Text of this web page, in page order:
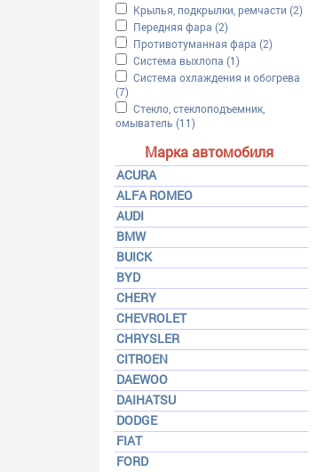
Apply Крылья, подкрылки, ремчасти filter
Крылья, подкрылки, ремчасти (2)
Apply Передняя фара filter
Передняя фара (2)Apply Передняя
Apply Противотуманная фара filter
Противотуманная фара (2)Apply
Apply Система выхлопа filter
Система выхлопа (1)Apply Система
Apply Система охлаждения и обогрева
Система охлаждения и обогрева
(7)
Apply Стекло, стеклоподъемник,
Стекло, стеклоподъемник,
омыватель (11) Apply Стекло,
Марка автомобиля
ACURA
ALFA ROMEO
AUDI
BMW
BUICK
BYD
CHERY
CHEVROLET
CHRYSLER
CITROEN
DAEWOO
DAIHATSU
DODGE
FIAT
FORD